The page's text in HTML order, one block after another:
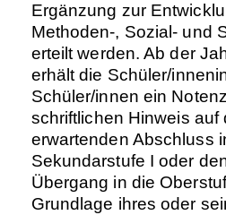
Ergänzung zur
Methoden-, Sozial- und
erteilt werden. Ab der
erhält die Schüler/
Schüler/innen ein
schriftlichen Hinweis auf
erwartenden Abschluss
Sekundarstufe I oder
Übergang in die
Grundlage ihres oder